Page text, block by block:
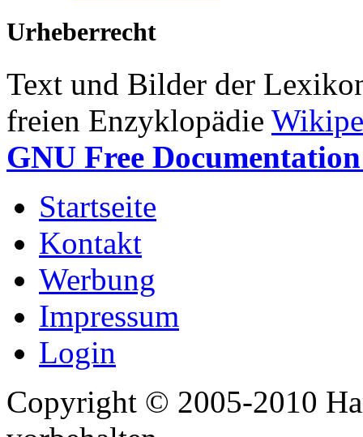
Urheberrecht
Text und Bilder der
freien Enzyklopädie
GNU Free
Startseite
Kontakt
Werbung
Impressum
Login
Copyright © 2005-2010